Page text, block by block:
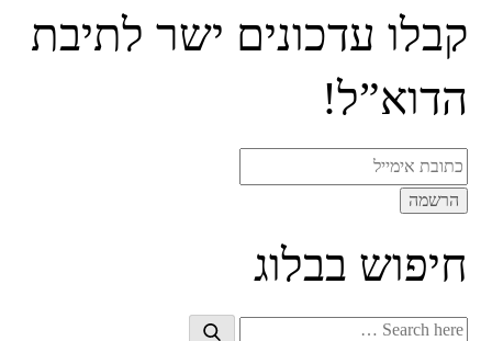
קבלו עדכונים ישר לתיבת
הדוא”ל!
חיפוש בבלוג
Search
Search